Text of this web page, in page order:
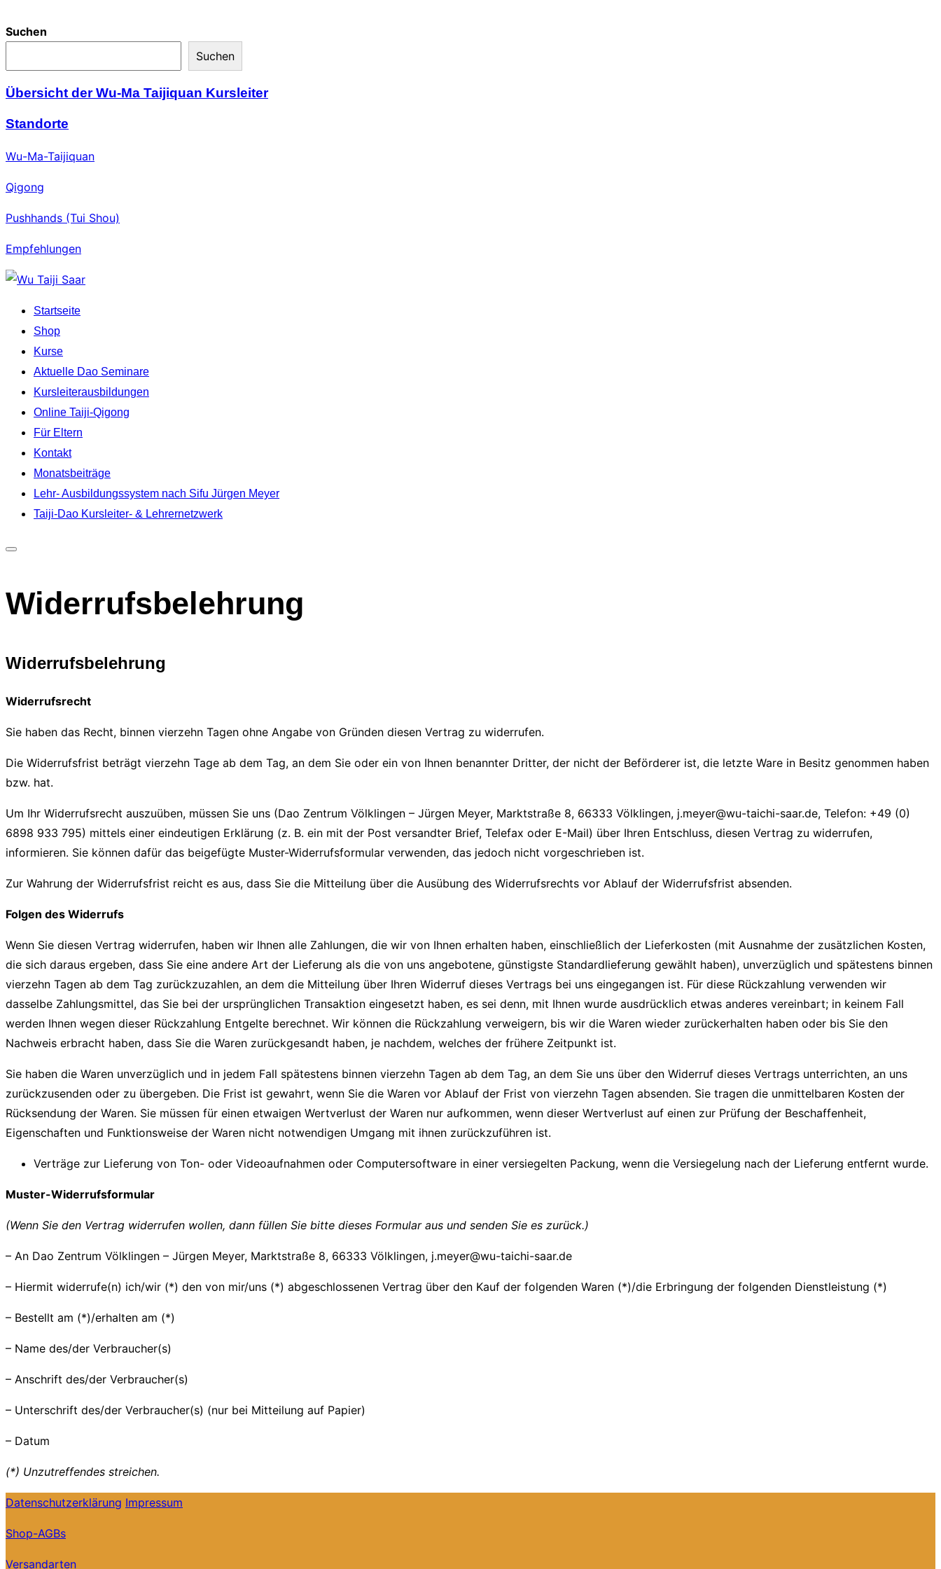
Suchen
Suchen
Übersicht der Wu-Ma Taijiquan Kursleiter
Standorte
Wu-Ma-Taijiquan
Qigong
Pushhands (Tui Shou)
Empfehlungen
Zum
springen
Startseite
Shop
Kurse
Aktuelle Dao Seminare
Kursleiterausbildungen
Online Taiji-Qigong
Für Eltern
Kontakt
Monatsbeiträge
Lehr- Ausbildungssystem nach Sifu Jürgen Meyer
Taiji-Dao Kursleiter- & Lehrernetzwerk
Navigation
umschalten
Widerrufsbelehrung
Widerrufsbelehrung
Widerrufsrecht
Sie haben das Recht, binnen vierzehn Tagen ohne Angabe von Gründen diesen Vertrag zu widerrufen.
Die Widerrufsfrist beträgt vierzehn Tage ab dem Tag, an dem Sie oder ein von Ihnen benannter Dritter, der nicht der Beförderer ist, die letzte Ware in Besitz genommen haben
bzw. hat.
Um Ihr Widerrufsrecht auszuüben, müssen Sie uns (Dao Zentrum Völklingen – Jürgen Meyer, Marktstraße 8, 66333 Völklingen, j.meyer@wu-taichi-saar.de, Telefon: +49 (0)
6898 933 795) mittels einer eindeutigen Erklärung (z. B. ein mit der Post versandter Brief, Telefax oder E-Mail) über Ihren Entschluss, diesen Vertrag zu widerrufen,
informieren. Sie können dafür das beigefügte Muster-Widerrufsformular verwenden, das jedoch nicht vorgeschrieben ist.
Zur Wahrung der Widerrufsfrist reicht es aus, dass Sie die Mitteilung über die Ausübung des Widerrufsrechts vor Ablauf der Widerrufsfrist absenden.
Folgen des Widerrufs
Wenn Sie diesen Vertrag widerrufen, haben wir Ihnen alle Zahlungen, die wir von Ihnen erhalten haben, einschließlich der Lieferkosten (mit Ausnahme der zusätzlichen Kosten,
die sich daraus ergeben, dass Sie eine andere Art der Lieferung als die von uns angebotene, günstigste Standardlieferung gewählt haben), unverzüglich und spätestens binnen
vierzehn Tagen ab dem Tag zurückzuzahlen, an dem die Mitteilung über Ihren Widerruf dieses Vertrags bei uns eingegangen ist. Für diese Rückzahlung verwenden wir
dasselbe Zahlungsmittel, das Sie bei der ursprünglichen Transaktion eingesetzt haben, es sei denn, mit Ihnen wurde ausdrücklich etwas anderes vereinbart; in keinem Fall
werden Ihnen wegen dieser Rückzahlung Entgelte berechnet. Wir können die Rückzahlung verweigern, bis wir die Waren wieder zurückerhalten haben oder bis Sie den
Nachweis erbracht haben, dass Sie die Waren zurückgesandt haben, je nachdem, welches der frühere Zeitpunkt ist.
Sie haben die Waren unverzüglich und in jedem Fall spätestens binnen vierzehn Tagen ab dem Tag, an dem Sie uns über den Widerruf dieses Vertrags unterrichten, an uns
zurückzusenden oder zu übergeben. Die Frist ist gewahrt, wenn Sie die Waren vor Ablauf der Frist von vierzehn Tagen absenden. Sie tragen die unmittelbaren Kosten der
Rücksendung der Waren. Sie müssen für einen etwaigen Wertverlust der Waren nur aufkommen, wenn dieser Wertverlust auf einen zur Prüfung der Beschaffenheit,
Eigenschaften und Funktionsweise der Waren nicht notwendigen Umgang mit ihnen zurückzuführen ist.
Verträge zur Lieferung von Ton- oder Videoaufnahmen oder Computersoftware in einer versiegelten Packung, wenn die Versiegelung nach der Lieferung entfernt wurde.
Muster-Widerrufsformular
(Wenn Sie den Vertrag widerrufen wollen, dann füllen Sie bitte dieses Formular aus und senden Sie es zurück.)
– An Dao Zentrum Völklingen – Jürgen Meyer, Marktstraße 8, 66333 Völklingen, j.meyer@wu-taichi-saar.de
– Hiermit widerrufe(n) ich/wir (*) den von mir/uns (*) abgeschlossenen Vertrag über den Kauf der folgenden Waren (*)/die Erbringung der folgenden Dienstleistung (*)
– Bestellt am (*)/erhalten am (*)
– Name des/der Verbraucher(s)
– Anschrift des/der Verbraucher(s)
– Unterschrift des/der Verbraucher(s) (nur bei Mitteilung auf Papier)
– Datum
(*) Unzutreffendes streichen.
Datenschutzerklärung Impressum
Shop-AGBs
Versandarten